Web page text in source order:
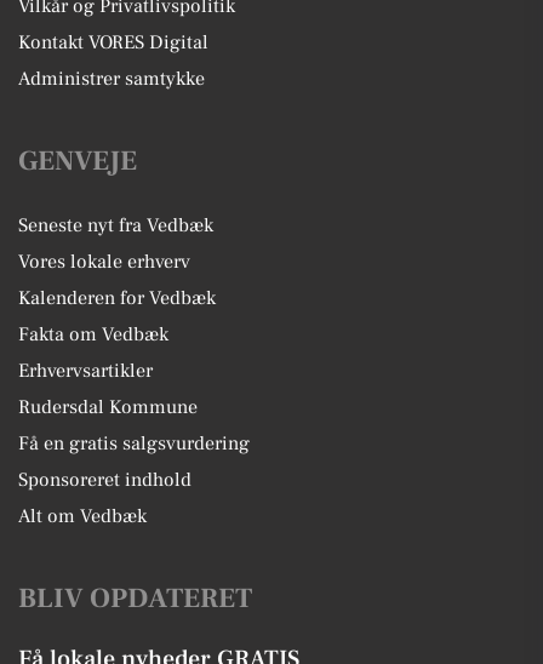
Vilkår og Privatlivspolitik
Kontakt VORES Digital
Administrer samtykke
GENVEJE
Seneste nyt fra Vedbæk
Vores lokale erhverv
Kalenderen for Vedbæk
Fakta om Vedbæk
Erhvervsartikler
Rudersdal Kommune
Få en gratis salgsvurdering
Sponsoreret indhold
Alt om Vedbæk
BLIV OPDATERET